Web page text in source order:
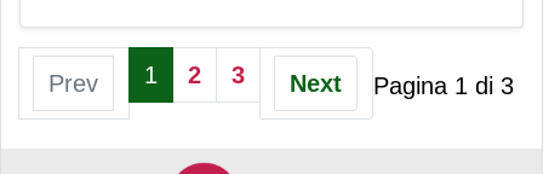
Pagina 1 di 3
Prev 1 2 3 Next